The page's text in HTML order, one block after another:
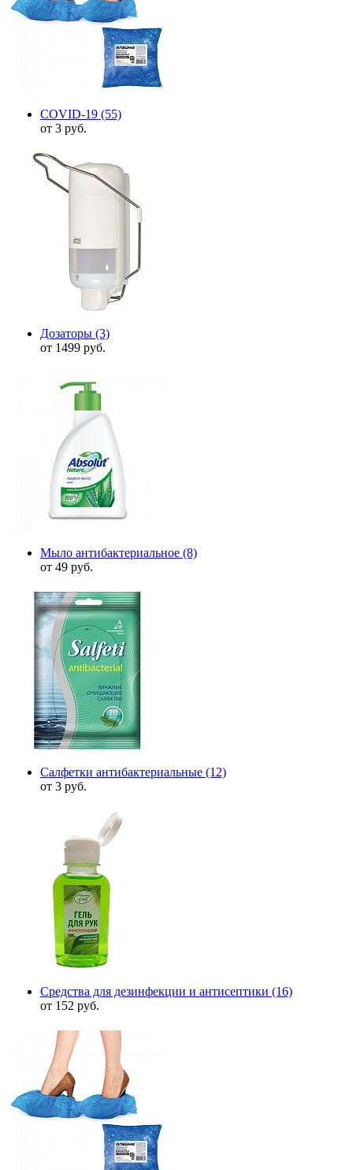
COVID-19 (55)
от 3 руб.
Дозаторы (3)
от 1499 руб.
Мыло антибактериальное (8)
от 49 руб.
Салфетки антибактериальные (12)
от 3 руб.
Средства для дезинфекции и антисептики (16)
от 152 руб.